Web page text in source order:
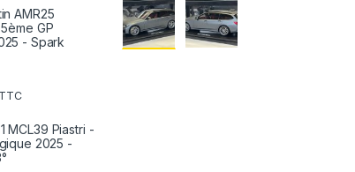
AMR25
GP
- Spark
TTC
MCL39 Piastri -
2025 -